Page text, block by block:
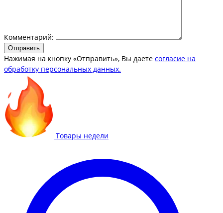
Комментарий:
Отправить
Нажимая на кнопку «Отправить», Вы даете согласие на
обработку персональных данных.
Товары недели